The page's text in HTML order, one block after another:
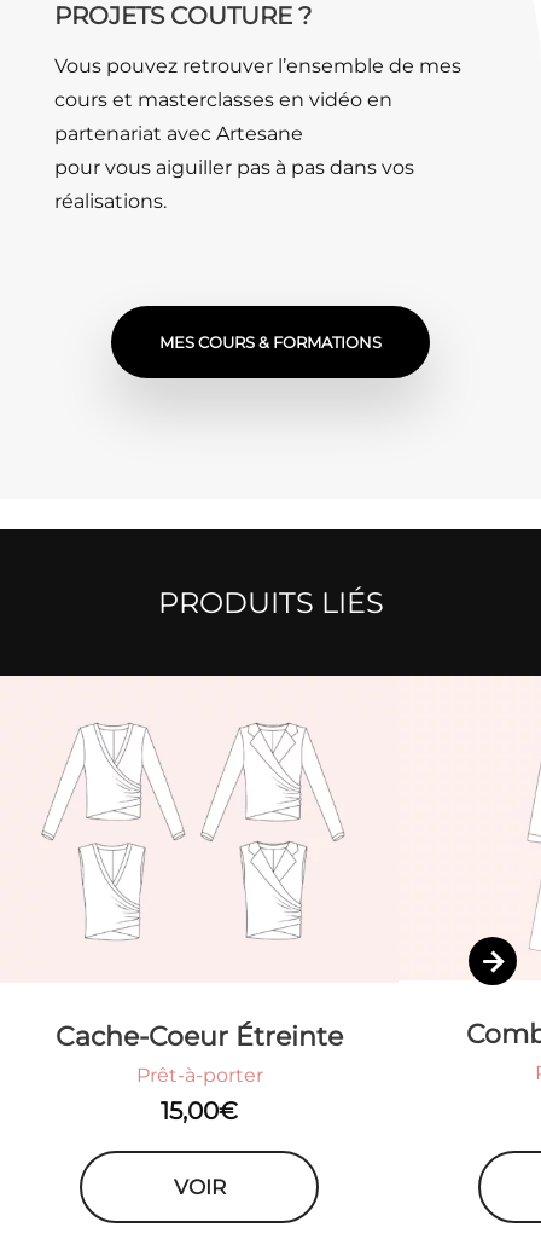
PROJETS COUTURE ?
Vous pouvez retrouver l’ensemble de mes
cours et masterclasses en vidéo en
partenariat avec Artesane
pour vous aiguiller pas à pas dans vos
réalisations.
MES COURS & FORMATIONS
PRODUITS LIÉS
Cache-Coeur Étreinte
Prêt-à-porter
15,00€
VOIR